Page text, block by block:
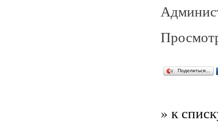
Поделиться…
» к